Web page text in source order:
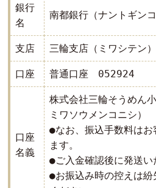
銀行
名
南都銀行（ナントギンコ
支店 三輪支店（ミワシテン）
口座 普通口座 052924
口座
名義
株式会社三輪そうめん
ミワソウメンコニシ）
●なお、振込手数料は
ます。
●ご入金確認後に発送い
●お振込み時の控えは